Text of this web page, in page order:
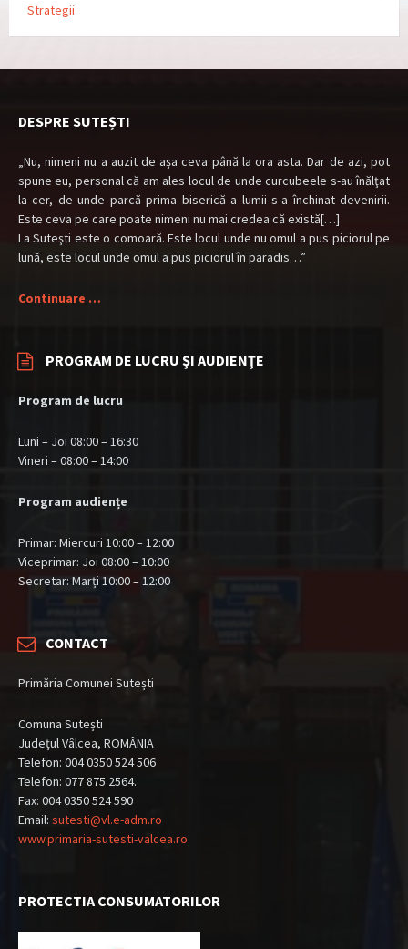
Strategii
DESPRE SUTEȘTI
„Nu, nimeni nu a auzit de aşa ceva până la ora asta. Dar de azi, pot
spune eu, personal că am ales locul de unde curcubeele s-au înălţat
la cer, de unde parcă prima biserică a lumii s-a închinat devenirii.
Este ceva pe care poate nimeni nu mai credea că există[…]
La Suteşti este o comoară. Este locul unde nu omul a pus piciorul pe
lună, este locul unde omul a pus piciorul în paradis…”
Continuare …
PROGRAM DE LUCRU ȘI AUDIENȚE
Program de lucru
Luni – Joi 08:00 – 16:30
Vineri – 08:00 – 14:00
Program audiențe
Primar: Miercuri 10:00 – 12:00
Viceprimar: Joi 08:00 – 10:00
Secretar: Marți 10:00 – 12:00
CONTACT
Primăria Comunei Sutești
Comuna Sutești
Județul Vâlcea, ROMÂNIA
Telefon: 004 0350 524 506
Telefon: 077 875 2564.
Fax: 004 0350 524 590
Email: sutesti@vl.e-adm.ro
www.primaria-sutesti-valcea.ro
PROTECTIA CONSUMATORILOR